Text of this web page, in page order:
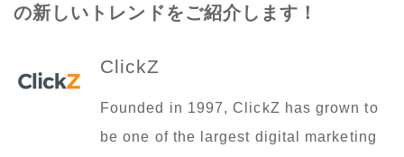
の新しいトレンドをご紹介します！
ClickZ
Founded in 1997, ClickZ has grown to
be one of the largest digital marketing